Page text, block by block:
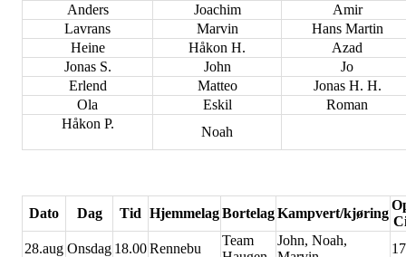
Anders
Joachim
Amir
Lavrans
Marvin
Hans Martin
Heine
Håkon H.
Azad
Jonas S.
John
Jo
Erlend
Matteo
Jonas H. H.
Ola
Eskil
Roman
Håkon P.
Noah
Dato Dag Tid HjemmelagBortelagKampvert/kjøring
28.aug Onsdag 18.00Rennebu
Team
John, Noah,